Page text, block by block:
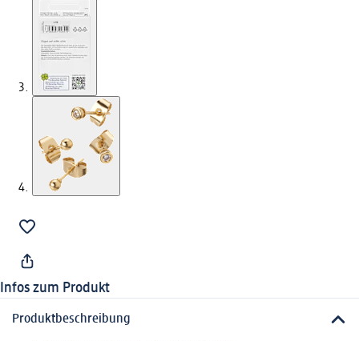
Infos zum Produkt
Produktbeschreibung